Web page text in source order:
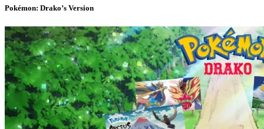
Pokémon: Drako’s Version